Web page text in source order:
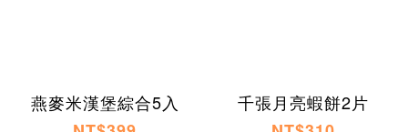
燕麥米漢堡綜合5入
千張月亮蝦餅2片